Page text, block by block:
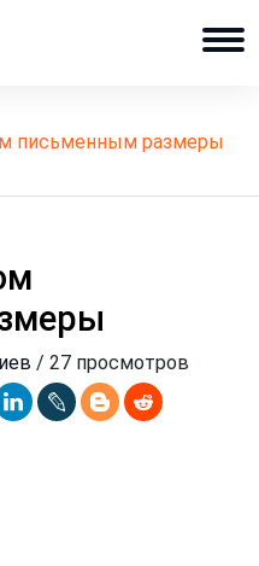
письменным размеры
/ 27 просмотров